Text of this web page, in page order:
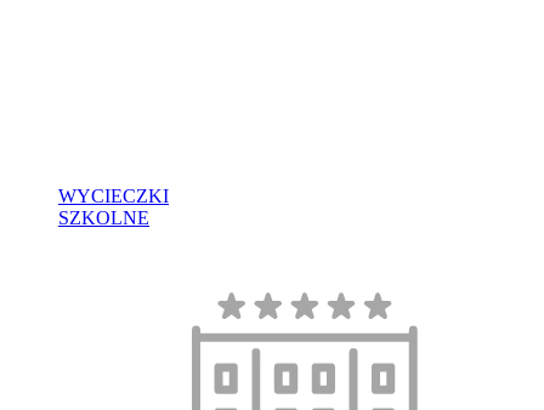
WYCIECZKI
SZKOLNE